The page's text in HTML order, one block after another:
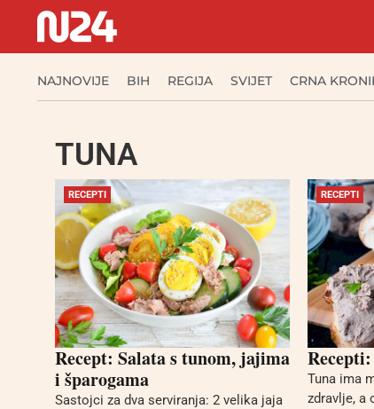
NAJNOVIJE BIH REGIJA SVIJET CRNA
TUNA
RECEPTI
Recept: Salata s tunom, jajima
i šparogama
Sastojci za dva serviranja: 2 velika jaja
RECEPTI
Tuna ima
zdravlje, a